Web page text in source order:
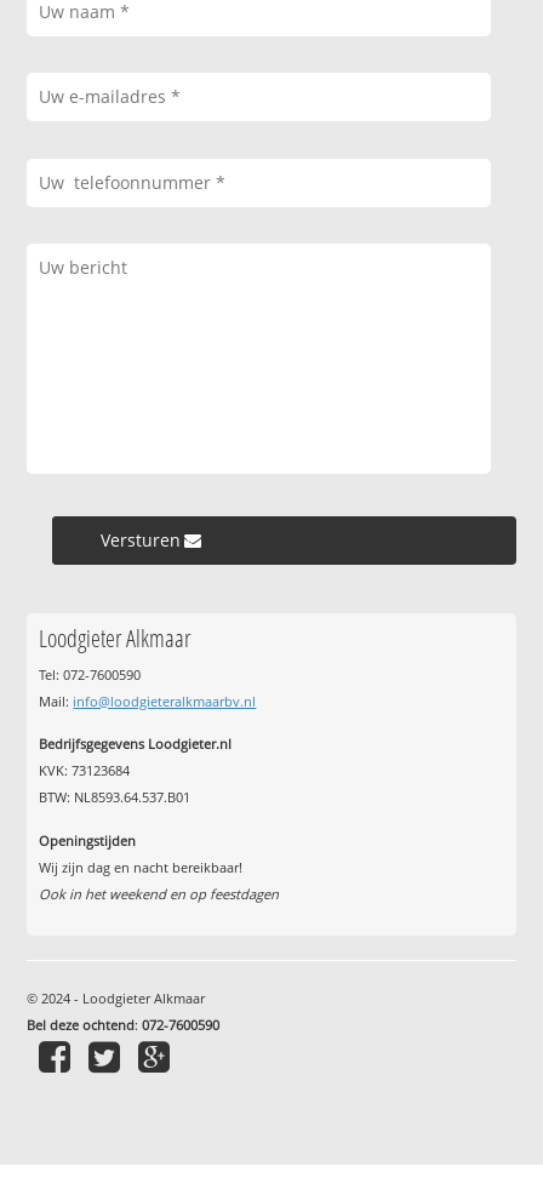
Versturen »
Loodgieter Alkmaar
Tel: 072-7600590
Mail: info@loodgieteralkmaarbv.nl
Bedrijfsgegevens Loodgieter.nl
KVK: 73123684
BTW: NL8593.64.537.B01
Openingstijden
Wij zijn dag en nacht bereikbaar!
Ook in het weekend en op feestdagen
© 2024 - Loodgieter Alkmaar
Bel deze ochtend:072-7600590